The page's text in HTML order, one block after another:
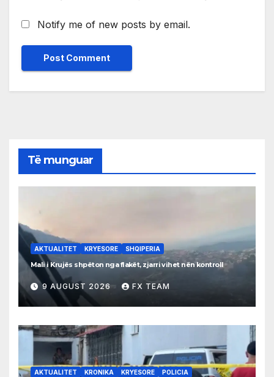
Notify me of new posts by email.
Të munguar
AKTUALITET KRYESORE SHQIPERIA
Mali i Krujës shpëton nga flakët, zjarri vihet nën kontroll
9 AUGUST 2026 FX TEAM
AKTUALITET KRONIKA KRYESORE POLICIA